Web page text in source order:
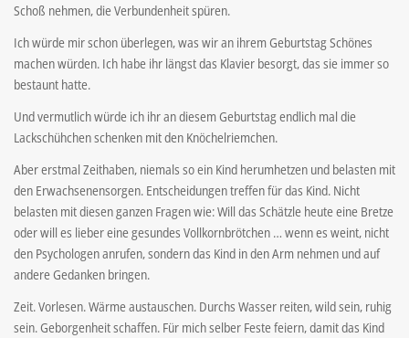
Schoß nehmen, die Verbundenheit spüren.
Ich würde mir schon überlegen, was wir an ihrem Geburtstag Schönes
machen würden. Ich habe ihr längst das Klavier besorgt, das sie immer so
bestaunt hatte.
Und vermutlich würde ich ihr an diesem Geburtstag endlich mal die
Lackschühchen schenken mit den Knöchelriemchen.
Aber erstmal Zeithaben, niemals so ein Kind herumhetzen und belasten mit
den Erwachsenensorgen. Entscheidungen treffen für das Kind. Nicht
belasten mit diesen ganzen Fragen wie: Will das Schätzle heute eine Bretze
oder will es lieber eine gesundes Vollkornbrötchen … wenn es weint, nicht
den Psychologen anrufen, sondern das Kind in den Arm nehmen und auf
andere Gedanken bringen.
Zeit. Vorlesen. Wärme austauschen. Durchs Wasser reiten, wild sein, ruhig
sein. Geborgenheit schaffen. Für mich selber Feste feiern, damit das Kind